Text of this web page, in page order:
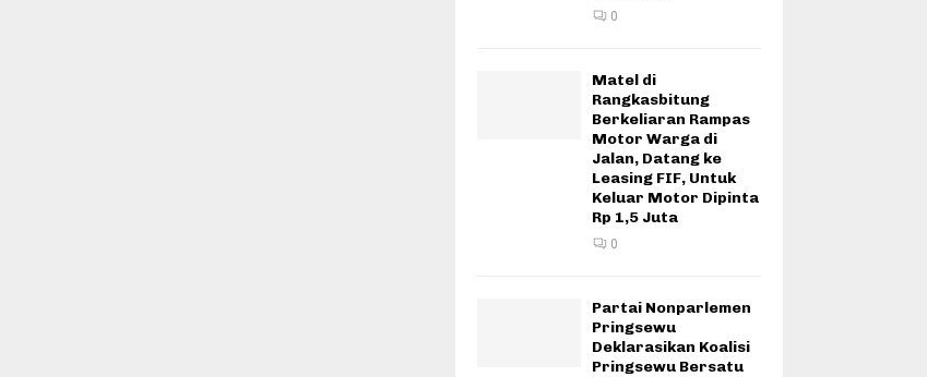
0
Matel di
Rangkasbitung
Berkeliaran Rampas
Motor Warga di
Jalan, Datang ke
Leasing FIF, Untuk
Keluar Motor Dipinta
Rp 1,5 Juta
0
Partai Nonparlemen
Pringsewu
Deklarasikan Koalisi
Pringsewu Bersatu